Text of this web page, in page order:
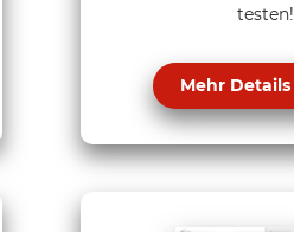
testen!
Mehr